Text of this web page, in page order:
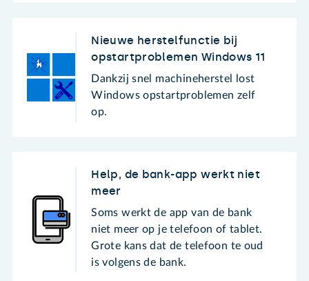
Nieuwe herstelfunctie bij
opstartproblemen Windows 11
Dankzij snel machineherstel lost
Windows opstartproblemen zelf
op.
Help, de bank-app werkt niet
meer
Soms werkt de app van de bank
niet meer op je telefoon of tablet.
Grote kans dat de telefoon te oud
is volgens de bank.